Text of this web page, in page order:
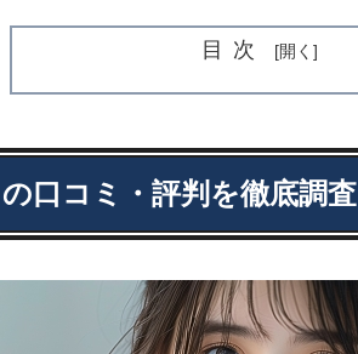
目次
口コミ・評判を徹底調査